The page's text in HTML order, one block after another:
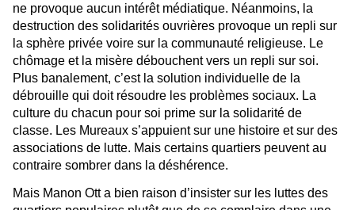
ne provoque aucun intérêt médiatique. Néanmoins, la
destruction des solidarités ouvrières provoque un repli sur
la sphère privée voire sur la communauté religieuse. Le
chômage et la misère débouchent vers un repli sur soi.
Plus banalement, c’est la solution individuelle de la
débrouille qui doit résoudre les problèmes sociaux. La
culture du chacun pour soi prime sur la solidarité de
classe. Les Mureaux s’appuient sur une histoire et sur des
associations de lutte. Mais certains quartiers peuvent au
contraire sombrer dans la déshérence.
Mais Manon Ott a bien raison d’insister sur les luttes des